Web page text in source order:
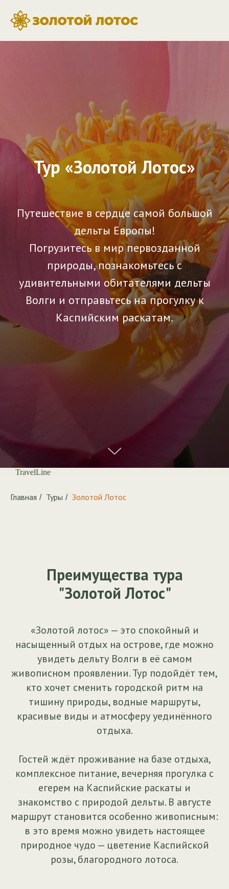
Тур «Золотой Лотос»
Путешествие в сердце самой большой
дельты Европы!
Погрузитесь в мир первозданной
природы, познакомьтесь с
удивительными обитателями дельты
Волги и отправьтесь на прогулку к
Каспийским раскатам.
TravelLine
Главная / Туры / Золотой Лотос
Преимущества тура
"Золотой Лотос"
«Золотой лотос» — это спокойный и
насыщенный отдых на острове, где можно
увидеть дельту Волги в её самом
живописном проявлении. Тур подойдёт тем,
кто хочет сменить городской ритм на
тишину природы, водные маршруты,
красивые виды и атмосферу уединённого
отдыха.
Гостей ждёт проживание на базе отдыха,
комплексное питание, вечерняя прогулка с
егерем на Каспийские раскаты и
знакомство с природой дельты. В августе
маршрут становится особенно живописным:
в это время можно увидеть настоящее
природное чудо — цветение Каспийской
розы, благородного лотоса.